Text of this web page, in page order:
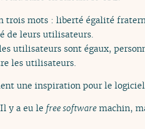
trois mots : liberté égalité
de leurs utilisateurs.
utilisateurs sont égaux,
les utilisateurs.
une inspiration pour le
y a eu le free software machin,